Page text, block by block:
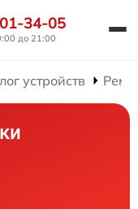
34-05
до 21:00
устройств